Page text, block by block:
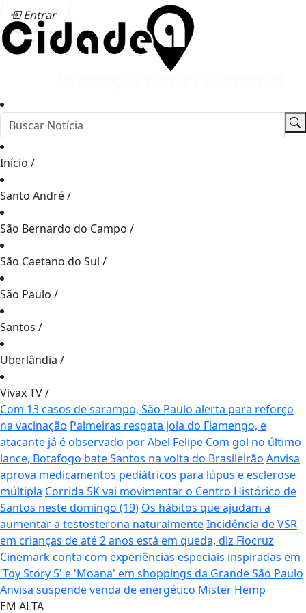
Entrar
Início /
Santo André/
São Bernardo do Campo /
São Caetano do Sul /
São Paulo /
Santos /
Uberlândia /
Vivax TV/
Com 13 casos de sarampo, São Paulo alerta para reforço
na vacinação Palmeiras resgata joia do Flamengo, e
atacante já é observado por Abel Felipe Com gol no último
lance, Botafogo bate Santos na volta do Brasileirão Anvisa
aprova medicamentos pediátricos para lúpus e esclerose
múltipla Corrida 5K vai movimentar o Centro Histórico de
Santos neste domingo (19) Os hábitos que ajudam a
aumentar a testosterona naturalmenteIncidência de VSR
em crianças de até 2 anos está em queda, diz Fiocruz
Cinemark conta com experiências especiais inspiradas em
'Toy Story 5' e 'Moana' em shoppings da Grande São Paulo
Anvisa suspende venda de energético Mister Hemp
EM ALTA